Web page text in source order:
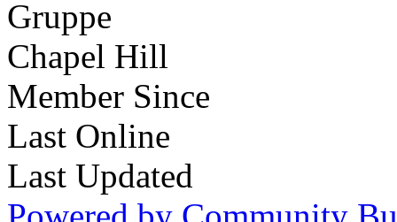
Gruppe
Chapel Hill
Member Since
Last Online
Last Updated